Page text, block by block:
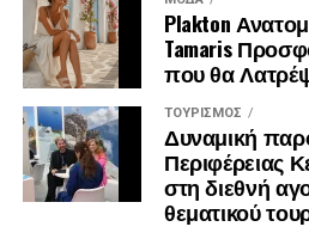
Plakton
Tamaris
που θα
ΤΟΥΡΙΣΜΌΣ
Δυναμική
Περιφέρειας
στη διεθνή
θεματικού